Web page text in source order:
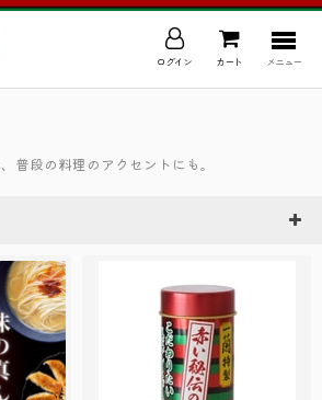
ログイン カート メニュー
普段の料理のアクセントにも。